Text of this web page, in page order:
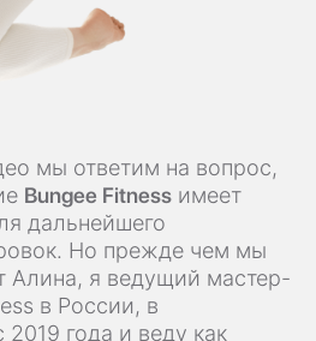
мы ответим на вопрос,
Bungee Fitness имеет
дальнейшего
Но прежде чем мы
Алина, я ведущий мастер-
в России, в
года и веду как